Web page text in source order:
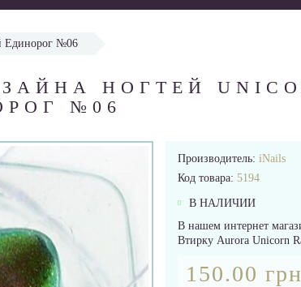
Единорог №06
НОГТЕЙ
№06
Производитель: iNails
Код товара: 5194
В НАЛИЧИИ
В нашем интернет
Втирку Aurora Unicorn
150.00